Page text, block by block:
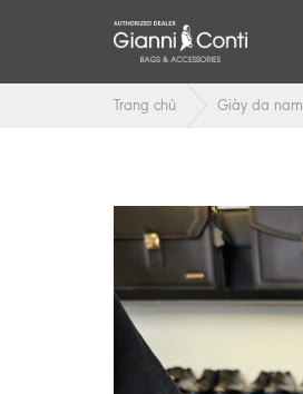
Trang chủ Giày da nam